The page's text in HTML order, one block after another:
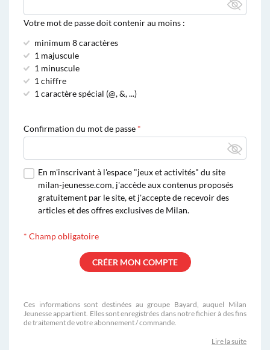
Votre mot de passe doit contenir au moins :
minimum 8 caractères
1 majuscule
1 minuscule
1 chiffre
1 caractère spécial (@, &, ...)
Confirmation du mot de passe
En m'inscrivant à l'espace "jeux et activités" du site
milan-jeunesse.com, j'accède aux contenus proposés
gratuitement par le site, et j'accepte de recevoir des
articles et des offres exclusives de Milan.
* Champ obligatoire
Ces informations sont destinées au groupe Bayard, auquel Milan
Jeunesse appartient. Elles sont enregistrées dans notre fichier à des fins
de traitement de votre abonnement / commande.
Lire la suite